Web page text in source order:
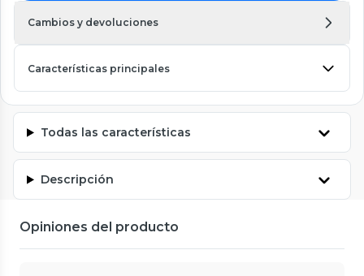
Cambios y devoluciones
Características principales
Todas las características
Descripción
Opiniones del producto